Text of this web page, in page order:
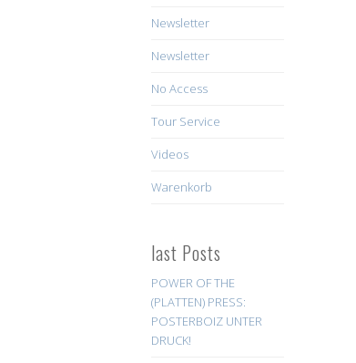
Newsletter
Newsletter
No Access
Tour Service
Videos
Warenkorb
last Posts
POWER OF THE
(PLATTEN) PRESS:
POSTERBOIZ UNTER
DRUCK!